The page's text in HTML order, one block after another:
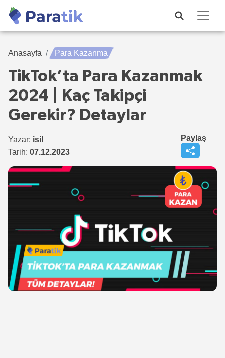
Anasayfa Para Kazanma
TikTok’ta Para Kazanmak
2024 | Kaç Takipçi
Gerekir? Detaylar
Yazar: isil
Tarih: 07.12.2023
Paylaş